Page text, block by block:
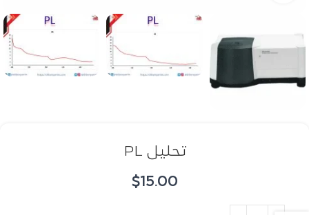
تحليل PL
$15.00